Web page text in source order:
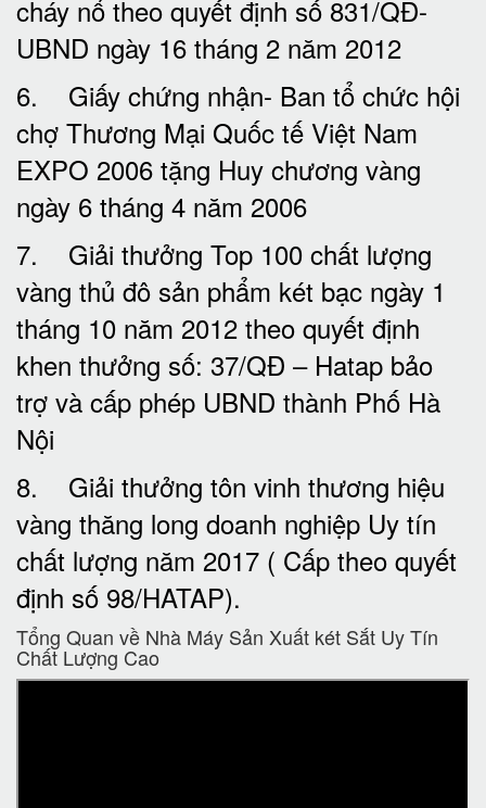
cháy nổ theo quyết định số 831/QĐ-
UBND ngày 16 tháng 2 năm 2012
6. Giấy chứng nhận- Ban tổ chức hội
chợ Thương Mại Quốc tế Việt Nam
EXPO 2006 tặng Huy chương vàng
ngày 6 tháng 4 năm 2006
7. Giải thưởng Top 100 chất lượng
vàng thủ đô sản phẩm két bạc ngày 1
tháng 10 năm 2012 theo quyết định
khen thưởng số: 37/QĐ – Hatap bảo
trợ và cấp phép UBND thành Phố Hà
Nội
8. Giải thưởng tôn vinh thương hiệu
vàng thăng long doanh nghiệp Uy tín
chất lượng năm 2017 ( Cấp theo quyết
định số 98/HATAP).
Tổng Quan về Nhà Máy Sản Xuất két Sắt Uy Tín
Chất Lượng Cao